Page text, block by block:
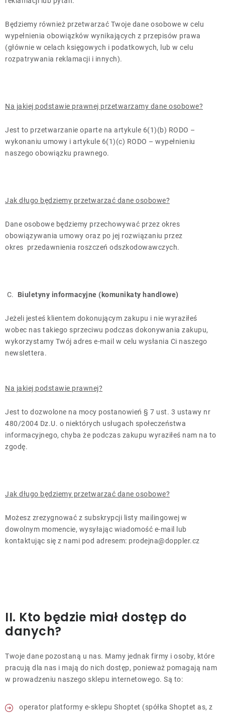
Będziemy również przetwarzać Twoje dane osobowe w celu
wypełnienia obowiązków wynikających z przepisów prawa
(głównie w celach księgowych i podatkowych, lub w celu
rozpatrywania reklamacji i innych).
Na jakiej podstawie prawnej przetwarzamy dane osobowe?
Jest to przetwarzanie oparte na artykule 6(1)(b) RODO –
wykonaniu umowy i artykule 6(1)(c) RODO – wypełnieniu
naszego obowiązku prawnego.
Jak długo będziemy przetwarzać dane osobowe?
Dane osobowe będziemy przechowywać przez okres
obowiązywania umowy oraz po jej rozwiązaniu przez
okres przedawnienia roszczeń odszkodowawczych.
C. Biuletyny informacyjne (komunikaty handlowe)
Jeżeli jesteś klientem dokonującym zakupu i nie wyraziłeś
wobec nas takiego sprzeciwu podczas dokonywania zakupu,
wykorzystamy Twój adres e-mail w celu wysłania Ci naszego
newslettera.
Na jakiej podstawie prawnej?
Jest to dozwolone na mocy postanowień § 7 ust. 3 ustawy nr
480/2004 Dz.U. o niektórych usługach społeczeństwa
informacyjnego, chyba że podczas zakupu wyraziłeś nam na to
zgodę.
Jak długo będziemy przetwarzać dane osobowe?
Możesz zrezygnować z subskrypcji listy mailingowej w
dowolnym momencie, wysyłając wiadomość e-mail lub
kontaktując się z nami pod adresem: prodejna@doppler.cz
II. Kto będzie miał dostęp do
danych?
Twoje dane pozostaną u nas. Mamy jednak firmy i osoby, które
pracują dla nas i mają do nich dostęp, ponieważ pomagają nam
w prowadzeniu naszego sklepu internetowego. Są to:
operator platformy e-sklepu Shoptet (spółka Shoptet as, z